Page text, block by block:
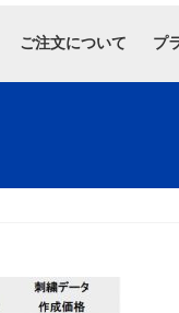
ご注文について プ